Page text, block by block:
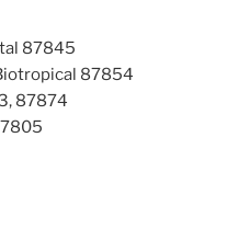
87845
87854
87874